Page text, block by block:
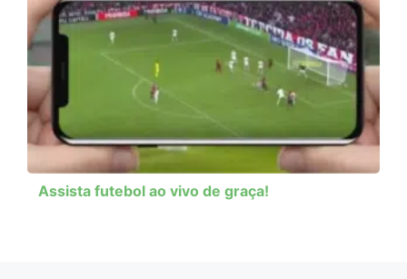
Assista futebol ao vivo de graça!